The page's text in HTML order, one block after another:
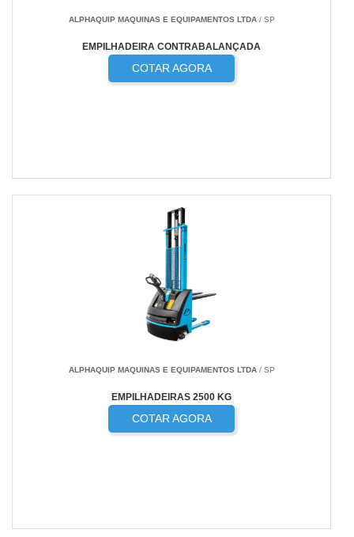
ALPHAQUIP MAQUINAS E EQUIPAMENTOS LTDA/ SP
EMPILHADEIRA CONTRABALANÇADA
COTAR AGORA
ALPHAQUIP MAQUINAS E EQUIPAMENTOS LTDA/ SP
EMPILHADEIRAS 2500 KG
COTAR AGORA